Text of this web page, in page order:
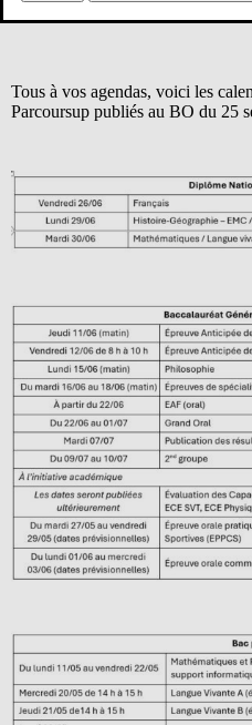
Tous à vos agendas, voici les
Parcoursup publiés au BO du 25